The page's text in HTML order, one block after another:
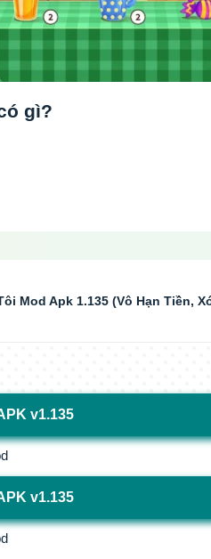
gì?
Mod Apk 1.135 (Vô Hạn Tiền,
v1.135
v1.135